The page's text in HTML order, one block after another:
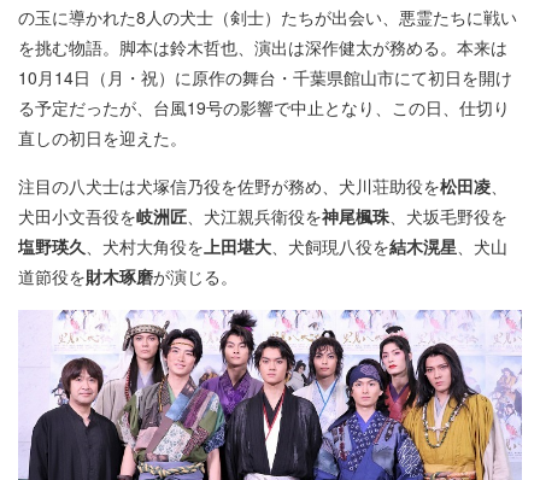
の玉に導かれた8人の犬士（剣士）たちが出会い、悪霊たちに戦い
を挑む物語。脚本は鈴木哲也、演出は深作健太が務める。本来は
10月14日（月・祝）に原作の舞台・千葉県館山市にて初日を開け
る予定だったが、台風19号の影響で中止となり、この日、仕切り
直しの初日を迎えた。
注目の八犬士は犬塚信乃役を佐野が務め、犬川荘助役を松田凌
犬田小文吾役を岐洲匠 、犬江親兵衛役を神尾楓珠 、犬坂毛野役を
塩野瑛久 、犬村大角役を 上田堪大 、犬飼現八役を結木滉星 、犬山
道節役を財木琢磨が演じる。